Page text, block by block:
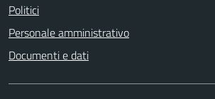
Politici
Personale amministrativo
Documenti e dati